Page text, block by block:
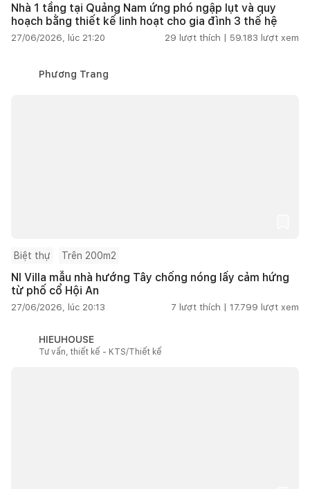
Nhà 1 tầng tại Quảng Nam ứng phó ngập lụt và quy
hoạch bằng thiết kế linh hoạt cho gia đình 3 thế hệ
27/06/2026, lúc 21:20 29 lượt thích | 59.183 lượt xem
Phương Trang
Biệt thự Trên 200m2
NI Villa mẫu nhà hướng Tây chống nóng lấy cảm hứng
từ phố cổ Hội An
27/06/2026, lúc 20:13 7 lượt thích | 17.799 lượt xem
HIEUHOUSE
Tư vấn, thiết kế - KTS/Thiết kế